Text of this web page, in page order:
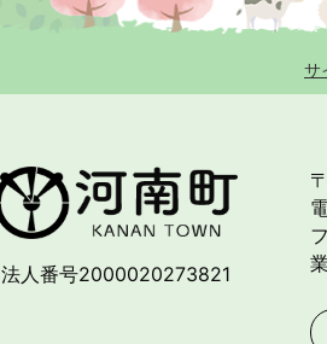
サ
法人番号2000020273821